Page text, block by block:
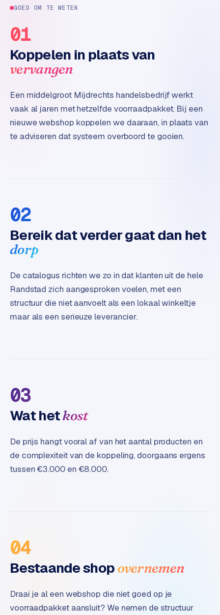
t
r
i
e
r
I
n
d
n
B
2
e
t
a
i
-
s
t
e
GOED OM TE WETEN
01
Koppelen in plaats van
vervangen
Een middelgroot Mijdrechts handelsbedrijf werkt
vaak al jaren met hetzelfde voorraadpakket. Bij een
nieuwe webshop koppelen we daaraan, in plaats van
te adviseren dat systeem overboord te gooien.
02
Bereik dat verder gaat dan het
dorp
De catalogus richten we zo in dat klanten uit de hele
Randstad zich aangesproken voelen, met een
structuur die niet aanvoelt als een lokaal winkeltje
maar als een serieuze leverancier.
03
Wat hetkost
De prijs hangt vooral af van het aantal producten en
de complexiteit van de koppeling, doorgaans ergens
tussen €3.000 en €8.000.
04
Bestaande shop overnemen
Draai je al een webshop die niet goed op je
voorraadpakket aansluit? We nemen de structuur